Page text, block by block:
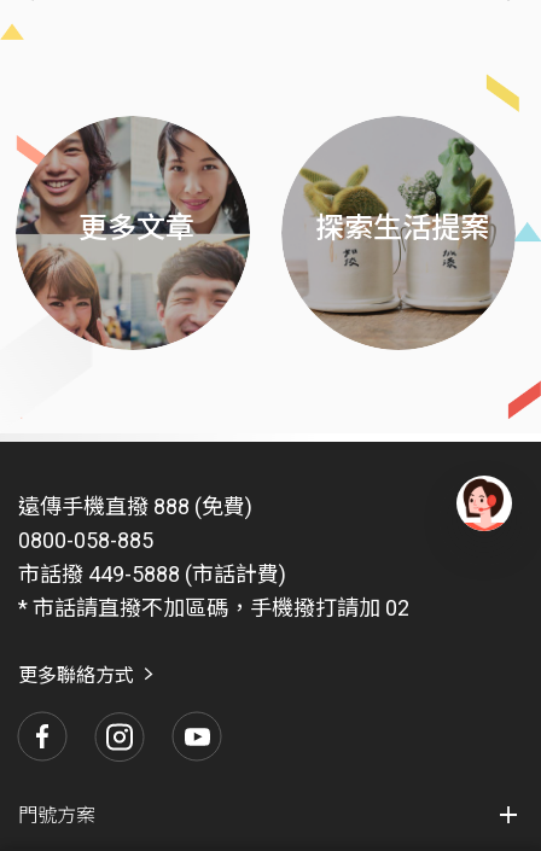
更多文章 探索生活提案
遠傳手機直撥 888 (免費)
0800-058-885
市話撥 449-5888 (市話計費)
* 市話請直撥不加區碼，手機撥打請加 02
更多聯絡方式
門號方案